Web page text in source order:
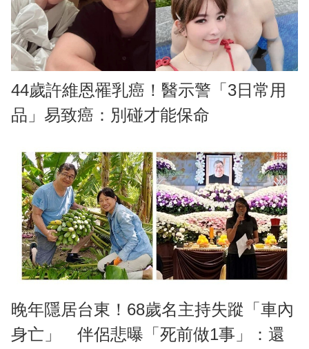
44歲許維恩罹乳癌！醫示警「3日常用
品」易致癌：別碰才能保命
晚年隱居台東！68歲名主持失蹤「車內
身亡」 伴侶悲曝「死前做1事」：還